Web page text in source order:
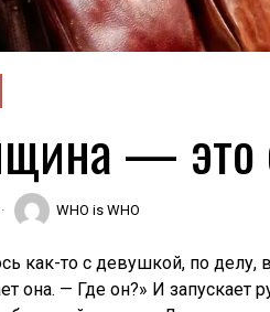
— это
WHO is WHO
как-то с девушкой, по
она. — Где он?» И